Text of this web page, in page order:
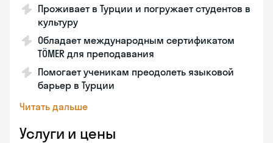
Проживает в Турции и погружает студентов в
культуру
Обладает международным сертификатом
TÖMER для преподавания
Помогает ученикам преодолеть языковой
барьер в Турции
Читать дальше
Услуги и цены